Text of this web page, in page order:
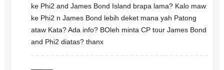
ke Phi2 and James Bond Island brapa lama? Kalo maw
ke Phi2 n James Bond lebih deket mana yah Patong
ataw Kata? Ada info? BOleh minta CP tour James Bond
and Phi2 diatas? thanx